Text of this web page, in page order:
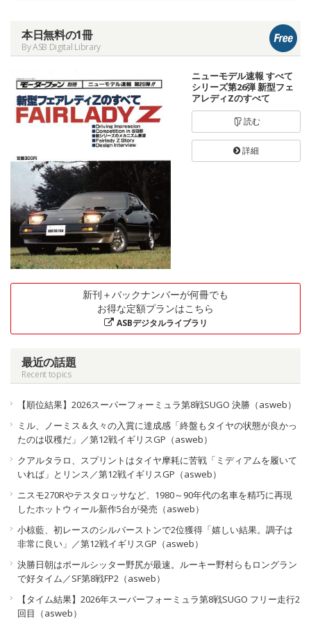
本日無料の1冊
By ASB Digital Library
ニューモデル速報 すべて
シリーズ第26弾 新型フェ
アレディZのすべて
読む
詳細
新刊＋バックナンバーが何冊でも
お得な定額プランはこちら
ASBデジタルライブラリ
最近の話題
Recent topics
【順位結果】2026スーパーフォーミュラ第8戦SUGO 決勝（asweb）
ミル、ノーミス＆久々の入賞に達成感「終盤もタイヤの状態が良かっ
たのは収穫だ」／第12戦イギリスGP（asweb）
クアルタラロ、スプリントはタイヤ摩耗に苦戦「ミディアムを履いて
いれば」とリンス／第12戦イギリスGP（asweb）
ニスモ270Rやテスタロッサなど、1980～90年代の名車を精巧に再現
したホットウィール新作5台が発売（asweb）
小椋藍、初レースのシルバーストンで2位獲得「嬉しい結果。調子は
非常に良い」／第12戦イギリスGP（asweb）
決勝日朝はポールシッター野尻が最速。ルーキー野村らもロングラン
で好タイム／SF第8戦FP2（asweb）
【タイム結果】2026年スーパーフォーミュラ第8戦SUGO フリー走行2
回目（asweb）